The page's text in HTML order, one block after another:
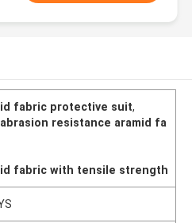
fabric protective suit,
resistance aramid fa
fabric with tensile strength